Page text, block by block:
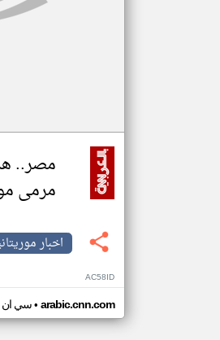
مصر..
مرمى
اخبار
AC58ID
سي ان• arabic.cnn.com